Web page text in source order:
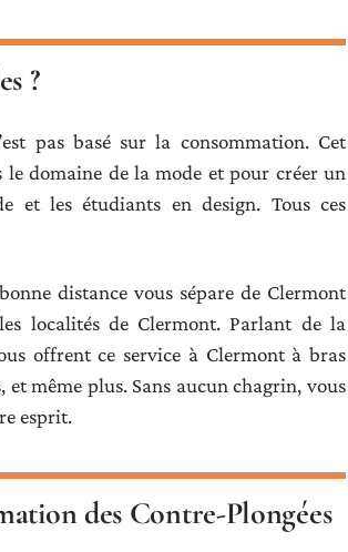
?
pas basé sur la consommation. Cet
domaine de la mode et pour créer un
et les étudiants en design. Tous ces
distance vous sépare de Clermont
localités de Clermont. Parlant de la
offrent ce service à Clermont à bras
même plus. Sans aucun chagrin, vous
esprit.
des Contre-Plongées